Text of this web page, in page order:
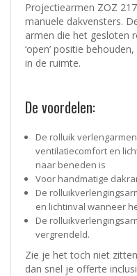
Projectiearmen ZOZ
manuele dakvensters.
armen die het gesloten
‘open’ positie
in de ruimte.
De voordelen:
De rolluik
ventilatiecomfort en
naar beneden is
Voor handmatige
De
en lichtinval wanneer
De
vergrendeld.
Zie je het toch niet
dan snel je offerte